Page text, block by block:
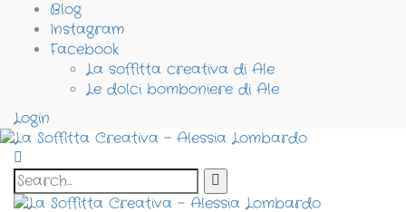
Blog
Instagram
Facebook
La soffitta creativa di Ale
Le dolci bomboniere di Ale
Login